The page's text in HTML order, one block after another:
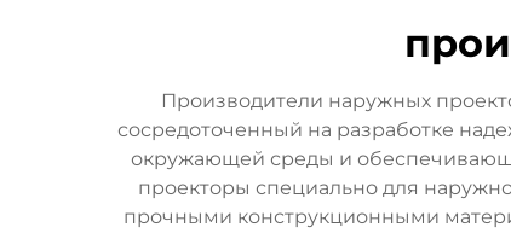
Производители наружных
сосредоточенный на разработке
окружающей среды и
проекторы специально для
прочными конструкционными